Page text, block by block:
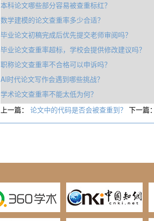
本科论文哪些部分容易被查重标红？
数学建模的论文查重率多少合适？
毕业论文初稿完成后优先提交老师审阅吗？
毕业论文查重率超标，学校会提供修改建议吗？
职称论文查重率不合格可以申诉吗？
AI时代论文写作会遇到哪些挑战？
学术论文查重率不能太低为何？
上一篇： 论文中的代码是否会被查重到？ 下一篇：